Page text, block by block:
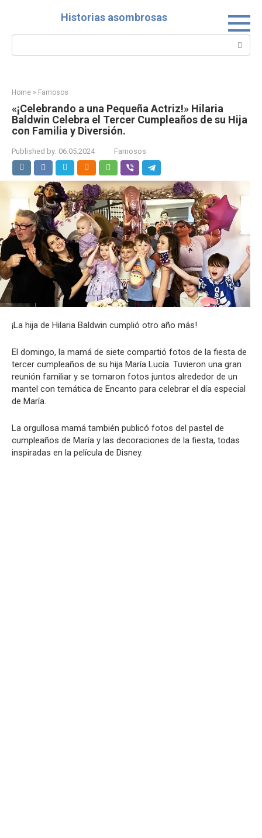
Historias asombrosas
Search:
Home » Famosos
«¡Celebrando a una Pequeña Actriz!» Hilaria
Baldwin Celebra el Tercer Cumpleaños de su Hija
con Familia y Diversión.
Published by: 06.05.2024 Famosos
¡La hija de Hilaria Baldwin cumplió otro año más!
El domingo, la mamá de siete compartió fotos de la fiesta de
tercer cumpleaños de su hija María Lucía. Tuvieron una gran
reunión familiar y se tomaron fotos juntos alrededor de un
mantel con temática de Encanto para celebrar el día especial
de María.
La orgullosa mamá también publicó fotos del pastel de
cumpleaños de María y las decoraciones de la fiesta, todas
inspiradas en la película de Disney.